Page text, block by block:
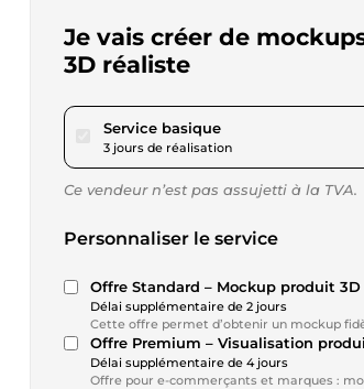
Je vais créer de
3D réaliste
Service basiquepour 17,35 $US
3 jours de réalisation
Ce vendeur n’est pas assujetti à la TVA.
Personnaliser le service
Offre Standard – Mockup produit 3D
Délai supplémentaire de 2 jours
Cette offre permet d’obtenir un mockup
Offre Premium – Visualisation
Délai supplémentaire de 4 jours
Offre pour e-commerçants et marques :